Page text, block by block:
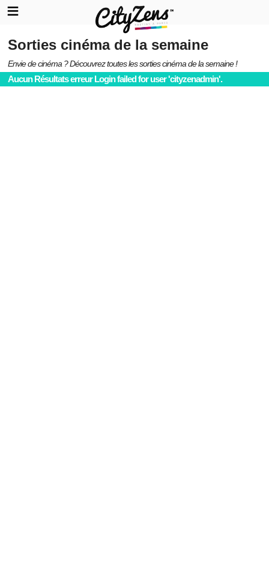
Sorties cinéma de la semaine
Envie de cinéma ? Découvrez toutes les sorties cinéma de la semaine !
Aucun Résultats erreur Login failed for user 'cityzenadmin'.